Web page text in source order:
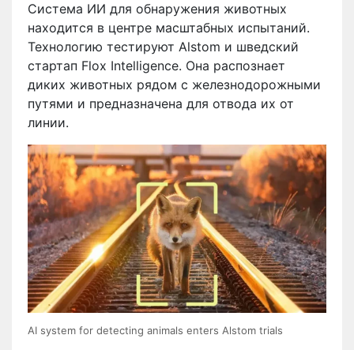
Система ИИ для обнаружения животных
находится в центре масштабных испытаний.
Технологию тестируют Alstom и шведский
стартап Flox Intelligence. Она распознает
диких животных рядом с железнодорожными
путями и предназначена для отвода их от
линии.
AI system for detecting animals enters Alstom trials